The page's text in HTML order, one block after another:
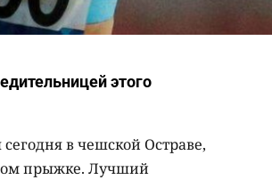
этого
в чешской Остраве,
прыжке. Лучший